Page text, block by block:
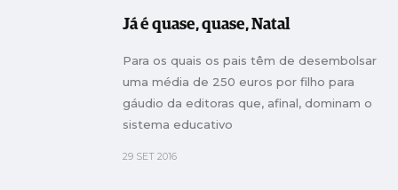
Já é quase, quase, Natal
Para os quais os pais têm de desembolsar
uma média de 250 euros por filho para
gáudio da editoras que, afinal, dominam o
sistema educativo
29 SET 2016